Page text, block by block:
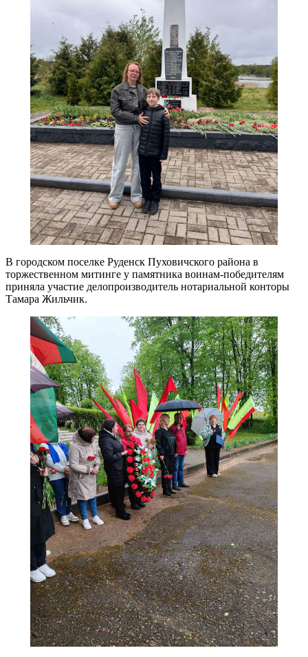
В городском поселке Руденск Пуховичского района в
торжественном митинге у памятника воинам-победителям
приняла участие делопроизводитель нотариальной конторы
Тамара Жильчик.